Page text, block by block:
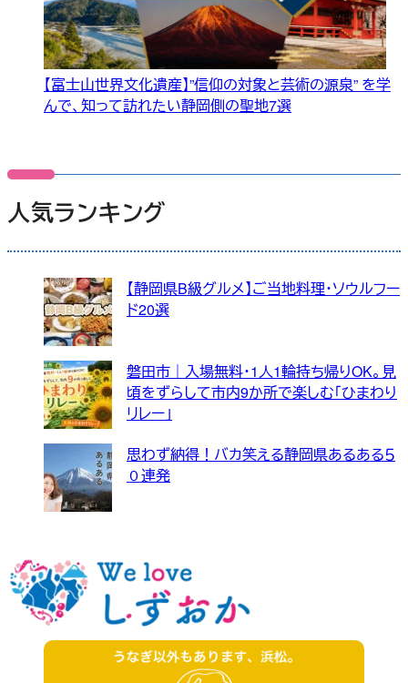
【富士山世界文化遺産】”信仰の対象と芸術の源泉” を学
んで、知って訪れたい静岡側の聖地7選
人気ランキング
【静岡県B級グルメ】ご当地料理・ソウルフー
ド20選
磐田市｜入場無料・1人1輪持ち帰りOK。見
頃をずらして市内9か所で楽しむ「ひまわり
リレー」
思わず納得！バカ笑える静岡県あるある５
０連発